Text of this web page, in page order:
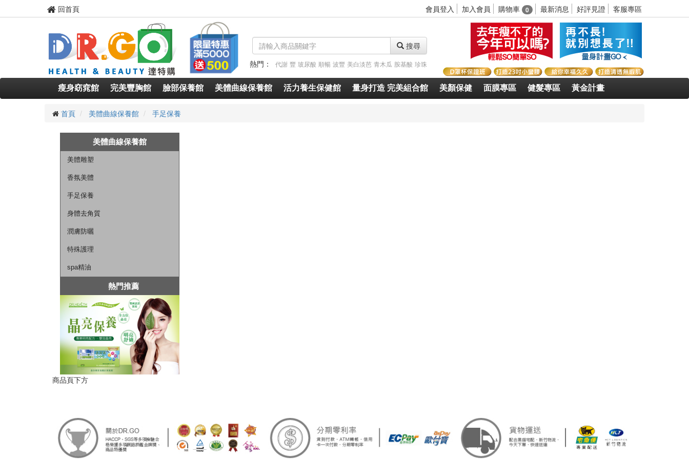
回首頁 會員登入 加入會員 購物車 0 最新消息 好評見證 客服專區
搜尋
熱門：
代謝 豐 玻尿酸 順暢 波豐 美白淡芭 青木瓜 胺基酸 珍珠
瘦身窈窕館 完美豐胸館 臉部保養館 美體曲線保養館 活力養生保健館 量身打造 完美組合館 美顏保健 面膜專區 健髮專區 黃金計畫
首頁 美體曲線保養館 手足保養
美體曲線保養館
美體雕塑
香氛美體
手足保養
身體去角質
潤膚防曬
特殊護理
spa精油
熱門推薦
商品頁下方